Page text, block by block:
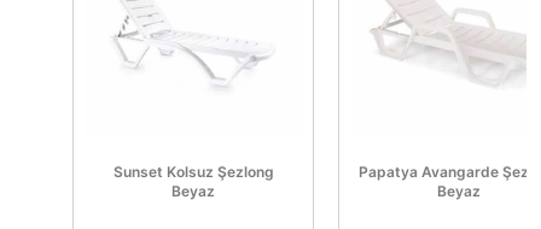
Sunset Kolsuz Şezlong
Beyaz
Papatya Avangarde
Beyaz